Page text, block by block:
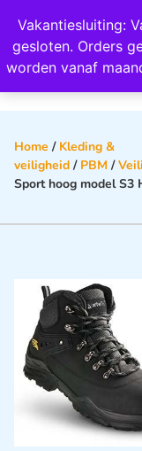
Vakantiesluiting:
gesloten. Orders
worden vanaf
Wij
Home / Kleding &
veiligheid / PBM /
Sport hoog model S3